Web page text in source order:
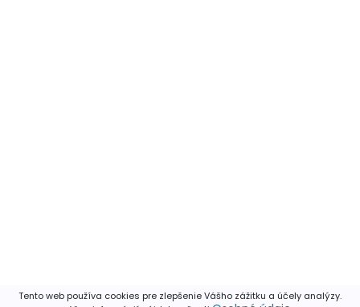
Tento web používa cookies pre zlepšenie Vášho zážitku a účely analýzy.